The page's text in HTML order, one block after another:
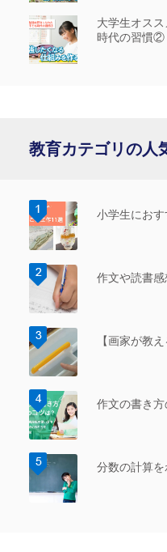
大学生オス
時代の習慣②
教育カテゴリの人
小学生にお
作文や読書
【画家が教
作文の書き
分数の計算